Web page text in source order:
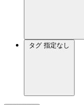
タグ 指定なし